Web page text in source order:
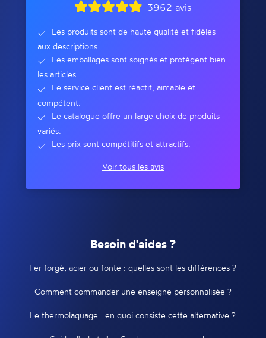
3962 avis
Les produits sont de haute qualité et fidèles
aux descriptions.
Les emballages sont soignés et protègent bien
les articles.
Le service client est réactif, aimable et
compétent.
Le catalogue offre un large choix de produits
variés.
Les prix sont compétitifs et attractifs.
Voir tous les avis
Besoin d'aides ?
Fer forgé, acier ou fonte : quelles sont les différences ?
Comment commander une enseigne personnalisée ?
Le thermolaquage : en quoi consiste cette alternative ?